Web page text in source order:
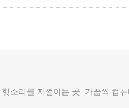
소리를 지껄이는 곳. 가끔씩 컴